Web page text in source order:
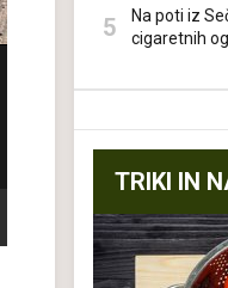
Na poti iz
cigaretnih
TRIKI IN